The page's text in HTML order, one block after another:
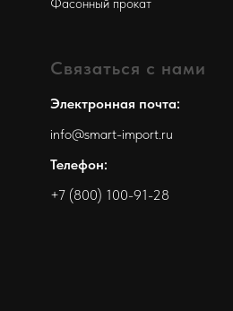
Фасонный прокат
Связаться с нами
Электронная почта:
info@smart-import.ru
Телефон:
+7 (800) 100-91-28